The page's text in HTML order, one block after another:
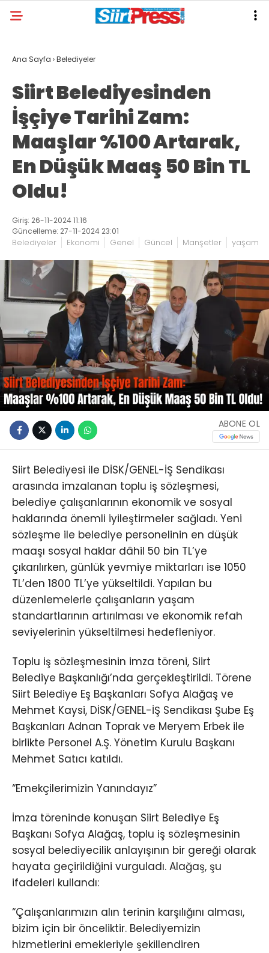
Ana Sayfa ›Belediyeler
Siirt Belediyesinden
İşçiye Tarihi Zam:
Maaşlar %100 Artarak,
En Düşük Maaş 50 Bin TL
Oldu!
Giriş: 26-11-2024 11:16
Güncelleme: 27-11-2024 23:01
Belediyeler Ekonomi Genel Güncel Manşetler yaşam
ABONE OL
Siirt Belediyesi ile DİSK/GENEL-İŞ Sendikası
arasında imzalanan toplu iş sözleşmesi,
belediye çalışanlarının ekonomik ve sosyal
haklarında önemli iyileştirmeler sağladı. Yeni
sözleşme ile belediye personelinin en düşük
maaşı sosyal haklar dâhil 50 bin TL’ye
çıkarılırken, günlük yevmiye miktarları ise 1050
TL’den 1800 TL’ye yükseltildi. Yapılan bu
düzenlemelerle çalışanların yaşam
standartlarının artırılması ve ekonomik refah
seviyelerinin yükseltilmesi hedefleniyor.
Toplu iş sözleşmesinin imza töreni, Siirt
Belediye Başkanlığı’nda gerçekleştirildi. Törene
Siirt Belediye Eş Başkanları Sofya Alağaş ve
Mehmet Kaysi, DİSK/GENEL-İŞ Sendikası Şube Eş
Başkanları Adnan Toprak ve Meryem Erbek ile
birlikte Personel A.Ş. Yönetim Kurulu Başkanı
Mehmet Satıcı katıldı.
“Emekçilerimizin Yanındayız”
İmza töreninde konuşan Siirt Belediye Eş
Başkanı Sofya Alağaş, toplu iş sözleşmesinin
sosyal belediyecilik anlayışının bir gereği olarak
hayata geçirildiğini vurguladı. Alağaş, şu
ifadeleri kullandı:
“Çalışanlarımızın alın terinin karşılığını alması,
bizim için bir önceliktir. Belediyemizin
hizmetlerini emekleriyle şekillendiren